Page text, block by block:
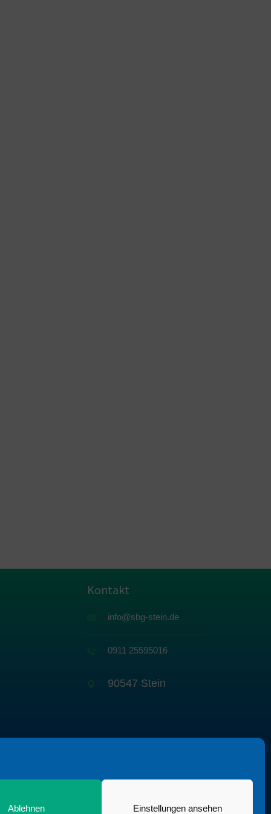
Ablehnen Einstellungen ansehen
Kontakt
info@sbg-stein.de
0911 25595016
90547 Stein